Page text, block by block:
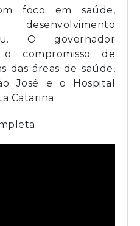
foco em saúde,
O governador
compromisso de
das áreas de saúde,
José e o Hospital
Catarina.